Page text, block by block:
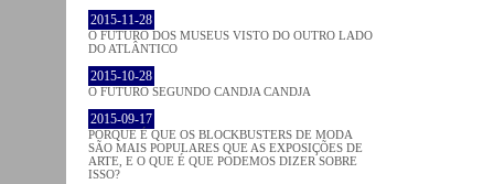
2015-11-28
O FUTURO DOS MUSEUS VISTO DO OUTRO LADO
DO ATLÂNTICO
2015-10-28
O FUTURO SEGUNDO CANDJA CANDJA
2015-09-17
PORQUE É QUE OS BLOCKBUSTERS DE MODA
SÃO MAIS POPULARES QUE AS EXPOSIÇÕES DE
ARTE, E O QUE É QUE PODEMOS DIZER SOBRE
ISSO?